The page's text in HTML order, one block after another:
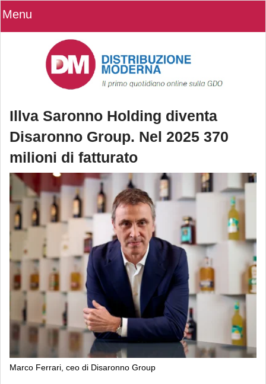
Menu
Illva Saronno Holding diventa
Disaronno Group. Nel 2025 370
milioni di fatturato
Marco Ferrari, ceo di Disaronno Group